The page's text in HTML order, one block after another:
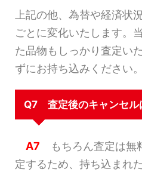
上記の他、為替や経済状
ごとに変化いたします。
た品物もしっかり査定い
ずにお持ち込みください。
Q7 査定後のキャンセル
A7 もちろん査定は無
定するため、持ち込まれ